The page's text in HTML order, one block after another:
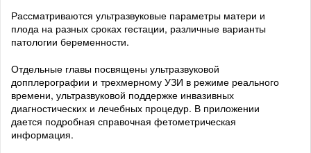
Рассматриваются ультразвуковые параметры матери и
плода на разных сроках гестации, различные варианты
патологии беременности.
Отдельные главы посвящены ультразвуковой
допплерографии и трехмерному УЗИ в режиме реального
времени, ультразвуковой поддержке инвазивных
диагностических и лечебных процедур. В приложении
дается подробная справочная фетометрическая
информация.